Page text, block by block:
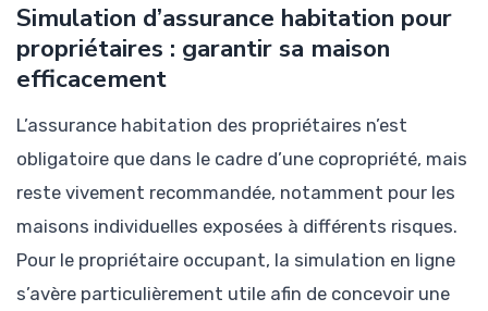
Simulation d’assurance habitation pour
propriétaires : garantir sa maison
efficacement
L’assurance habitation des propriétaires n’est
obligatoire que dans le cadre d’une copropriété, mais
reste vivement recommandée, notamment pour les
maisons individuelles exposées à différents risques.
Pour le propriétaire occupant, la simulation en ligne
s’avère particulièrement utile afin de concevoir une